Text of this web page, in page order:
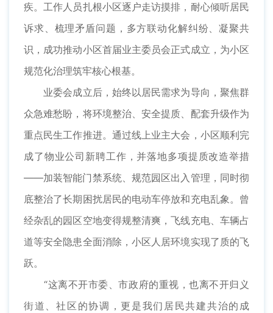
疾。工作人员扎根小区逐户走访摸排，耐心倾听居民
诉求、梳理矛盾问题，多方联动化解纠纷、凝聚共
识，成功推动小区首届业主委员会正式成立，为小区
规范化治理筑牢核心根基。
业委会成立后，始终以居民需求为导向，聚焦群
众急难愁盼，将环境整治、安全提质、配套升级作为
重点民生工作推进。通过线上业主大会，小区顺利完
成了物业公司新聘工作，并落地多项提质改造举措
——加装智能门禁系统、规范园区出入管理，同时彻
底整治了长期困扰居民的电动车停放和充电乱象。曾
经杂乱的园区空地变得规整清爽，飞线充电、车辆占
道等安全隐患全面消除，小区人居环境实现了质的飞
跃。
“这离不开市委、市政府的重视，也离不开归义
街道、社区的协调，更是我们居民共建共治的成